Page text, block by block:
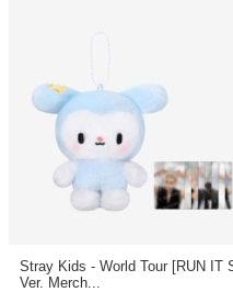
Stray Kids - World Tour [RUN IT
Ver. Merch...